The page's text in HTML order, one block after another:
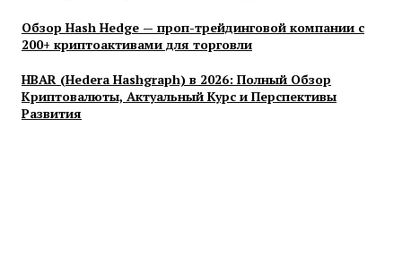
Обзор Hash Hedge — проп-трейдинговой компании с
200+ криптоактивами для торговли
HBAR (Hedera Hashgraph) в 2026: Полный Обзор
Криптовалюты, Актуальный Курс и Перспективы
Развития